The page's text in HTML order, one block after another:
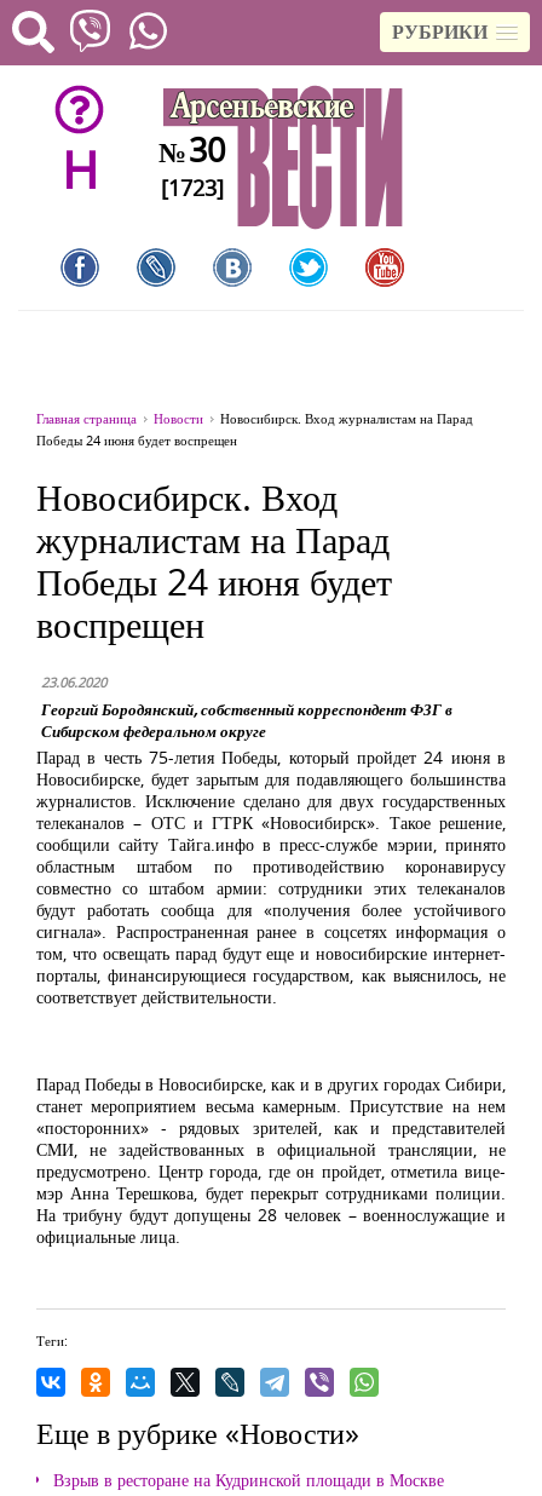
РУБРИКИ
H №30
[1723]
Главная страница Новости
Новосибирск. Вход журналистам на Парад
Победы 24 июня будет воспрещен
Новосибирск. Вход
журналистам на Парад
Победы 24 июня будет
воспрещен
23.06.2020
Георгий Бородянский, собственный корреспондент ФЗГ в
Сибирском федеральном округе
Парад в честь 75-летия Победы, который пройдет 24 июня в
Новосибирске, будет зарытым для подавляющего большинства
журналистов. Исключение сделано для двух государственных
телеканалов – ОТС и ГТРК «Новосибирск». Такое решение,
сообщили сайту Тайга.инфо в пресс-службе мэрии, принято
областным штабом по противодействию коронавирусу
совместно со штабом армии: сотрудники этих телеканалов
будут работать сообща для «получения более устойчивого
сигнала». Распространенная ранее в соцсетях информация о
том, что освещать парад будут еще и новосибирские интернет-
порталы, финансирующиеся государством, как выяснилось, не
соответствует действительности.
Парад Победы в Новосибирске, как и в других городах Сибири,
станет мероприятием весьма камерным. Присутствие на нем
«посторонних» - рядовых зрителей, как и представителей
СМИ, не задействованных в официальной трансляции, не
предусмотрено. Центр города, где он пройдет, отметила вице-
мэр Анна Терешкова, будет перекрыт сотрудниками полиции.
На трибуну будут допущены 28 человек – военнослужащие и
официальные лица.
Теги:
Еще в рубрике «Новости»
Взрыв в ресторане на Кудринской площади в Москве